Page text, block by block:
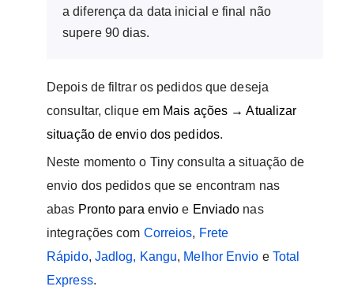
a diferença da data inicial e final não
supere 90 dias.
Depois de filtrar os pedidos que deseja
consultar, clique em Mais ações → Atualizar
situação de envio dos pedidos.
Neste momento o Tiny consulta a situação de
envio dos pedidos que se encontram nas
abas Pronto para envio e Enviado nas
integrações com Correios, Frete
Rápido, Jadlog, Kangu, Melhor Envio e Total
Express.